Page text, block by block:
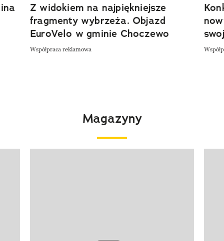
Z widokiem na najpiękniejsze
fragmenty wybrzeża. Objazd
EuroVelo w gminie Choczewo
Współpraca reklamowa
Magazyny